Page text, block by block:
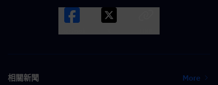
相關新聞 More